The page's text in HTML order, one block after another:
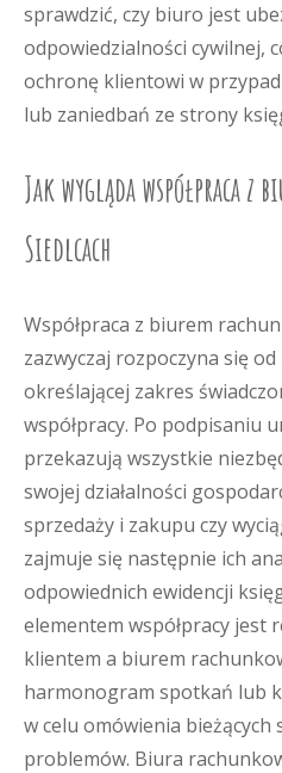
sprawdzić, czy biuro jest
odpowiedzialności cywilnej,
ochronę klientowi w
lub zaniedbań ze strony
Jak wygląda współpraca z
Siedlcach
Współpraca z biurem
zazwyczaj rozpoczyna się
określającej zakres
współpracy. Po podpisaniu
przekazują wszystkie
swojej działalności
sprzedaży i zakupu czy
zajmuje się następnie ich
odpowiednich ewidencji
elementem współpracy
klientem a biurem
harmonogram spotkań lub
w celu omówienia
problemów. Biura